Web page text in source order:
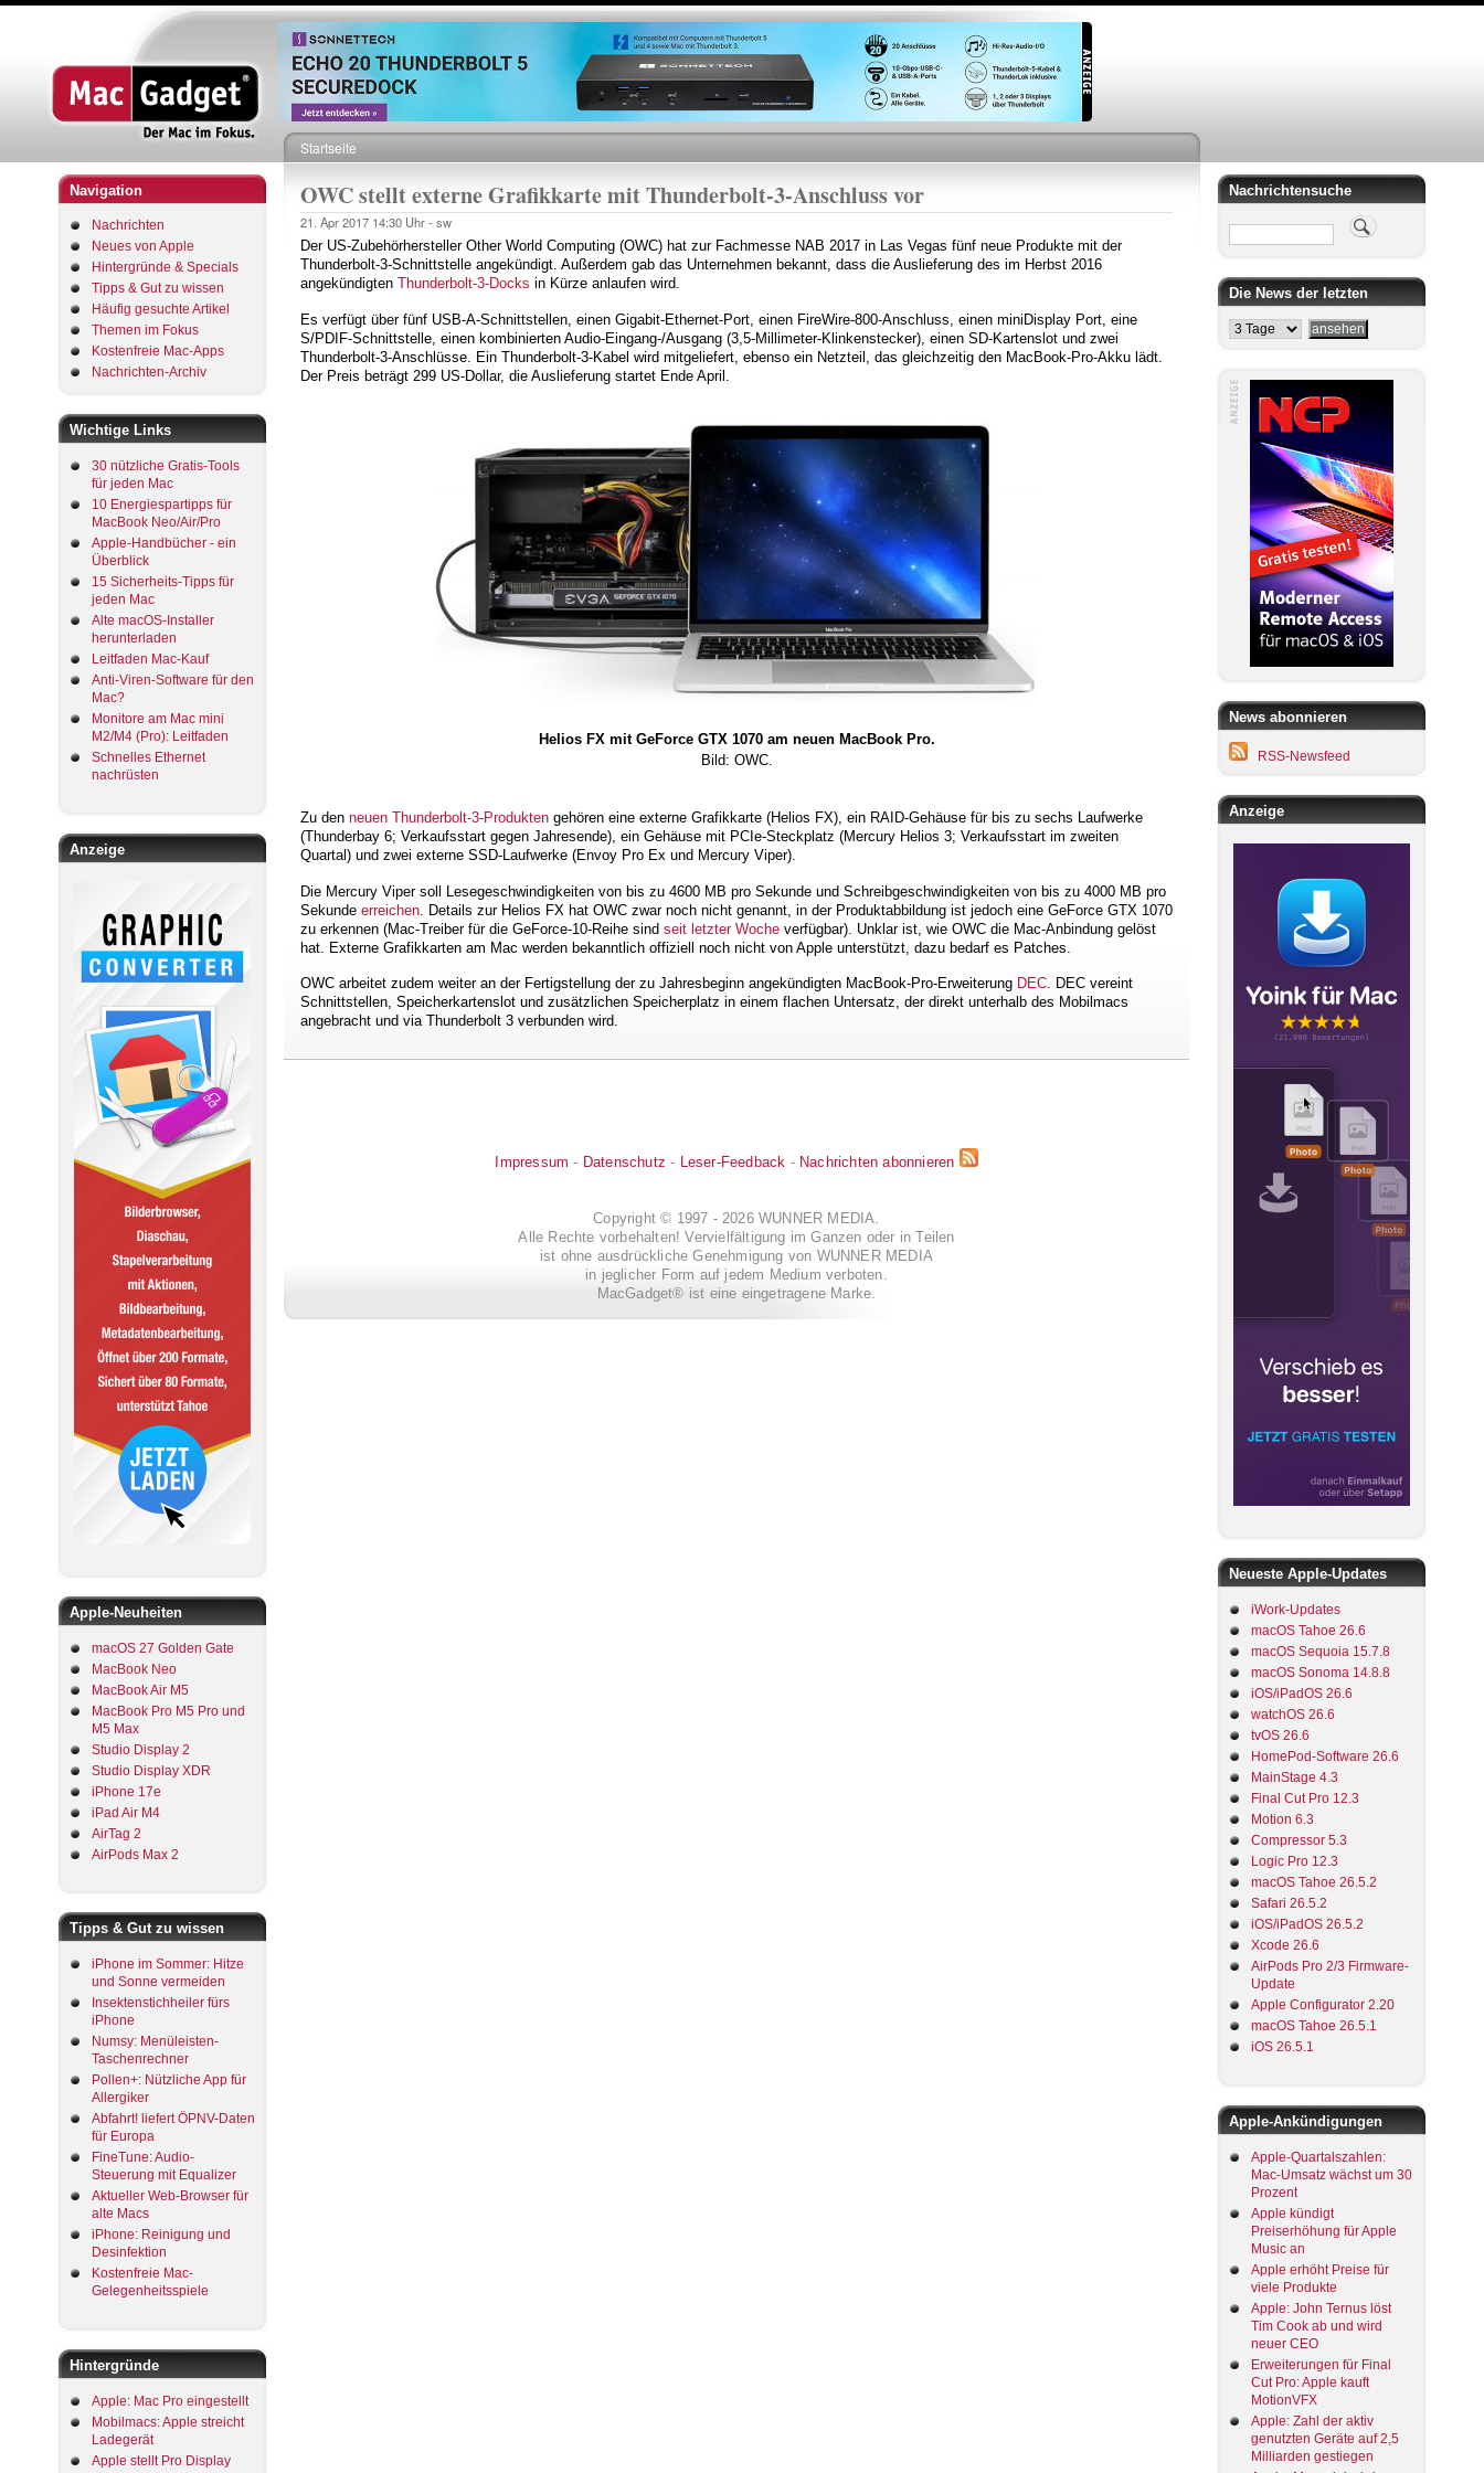
Direkt
zum
Inhalt
Navigation
Nachrichten
Neues von Apple
Hintergründe & Specials
Tipps & Gut zu wissen
Häufig gesuchte Artikel
Themen im Fokus
Kostenfreie Mac-Apps
Nachrichten-Archiv
Wichtige Links
30 nützliche Gratis-Tools
für jeden Mac
10 Energiespartipps für
MacBook Neo/Air/Pro
Apple-Handbücher - ein
Überblick
15 Sicherheits-Tipps für
jeden Mac
Alte macOS-Installer
herunterladen
Leitfaden Mac-Kauf
Anti-Viren-Software für den
Mac?
Monitore am Mac mini
M2/M4 (Pro): Leitfaden
Schnelles Ethernet
nachrüsten
Anzeige
Apple-Neuheiten
macOS 27 Golden Gate
MacBook Neo
MacBook Air M5
MacBook Pro M5 Pro und
M5 Max
Studio Display 2
Studio Display XDR
iPhone 17e
iPad Air M4
AirTag 2
AirPods Max 2
Tipps & Gut zu wissen
iPhone im Sommer: Hitze
und Sonne vermeiden
Insektenstichheiler fürs
iPhone
Numsy: Menüleisten-
Taschenrechner
Pollen+: Nützliche App für
Allergiker
Abfahrt! liefert ÖPNV-Daten
für Europa
FineTune: Audio-
Steuerung mit Equalizer
Aktueller Web-Browser für
alte Macs
iPhone: Reinigung und
Desinfektion
Kostenfreie Mac-
Gelegenheitsspiele
Hintergründe
Apple: Mac Pro eingestellt
Mobilmacs: Apple streicht
Ladegerät
Apple stellt Pro Display
Pfadnavigation
Startseite
OWC stellt externe Grafikkarte mit Thunderbolt-3-Anschluss vor
21. Apr 2017 14:30 Uhr - sw
Der US-Zubehörhersteller Other World Computing (OWC) hat zur Fachmesse NAB 2017 in Las Vegas fünf neue Produkte mit der
Thunderbolt-3-Schnittstelle angekündigt. Außerdem gab das Unternehmen bekannt, dass die Auslieferung des im Herbst 2016
angekündigten Thunderbolt-3-Docks in Kürze anlaufen wird.
Es verfügt über fünf USB-A-Schnittstellen, einen Gigabit-Ethernet-Port, einen FireWire-800-Anschluss, einen miniDisplay Port, eine
S/PDIF-Schnittstelle, einen kombinierten Audio-Eingang-/Ausgang (3,5-Millimeter-Klinkenstecker), einen SD-Kartenslot und zwei
Thunderbolt-3-Anschlüsse. Ein Thunderbolt-3-Kabel wird mitgeliefert, ebenso ein Netzteil, das gleichzeitig den MacBook-Pro-Akku lädt.
Der Preis beträgt 299 US-Dollar, die Auslieferung startet Ende April.
Helios FX mit GeForce GTX 1070 am neuen MacBook Pro.
Bild: OWC.
Zu den neuen Thunderbolt-3-Produkten gehören eine externe Grafikkarte (Helios FX), ein RAID-Gehäuse für bis zu sechs Laufwerke
(Thunderbay 6; Verkaufsstart gegen Jahresende), ein Gehäuse mit PCIe-Steckplatz (Mercury Helios 3; Verkaufsstart im zweiten
Quartal) und zwei externe SSD-Laufwerke (Envoy Pro Ex und Mercury Viper).
Die Mercury Viper soll Lesegeschwindigkeiten von bis zu 4600 MB pro Sekunde und Schreibgeschwindigkeiten von bis zu 4000 MB pro
Sekunde erreichen . Details zur Helios FX hat OWC zwar noch nicht genannt, in der Produktabbildung ist jedoch eine GeForce GTX 1070
zu erkennen (Mac-Treiber für die GeForce-10-Reihe sind seit letzter Woche verfügbar). Unklar ist, wie OWC die Mac-Anbindung gelöst
hat. Externe Grafikkarten am Mac werden bekanntlich offiziell noch nicht von Apple unterstützt, dazu bedarf es Patches.
OWC arbeitet zudem weiter an der Fertigstellung der zu Jahresbeginn angekündigten MacBook-Pro-Erweiterung DEC. DEC vereint
Schnittstellen, Speicherkartenslot und zusätzlichen Speicherplatz in einem flachen Untersatz, der direkt unterhalb des Mobilmacs
angebracht und via Thunderbolt 3 verbunden wird.
Impressum - Datenschutz - Leser-Feedback - Nachrichten abonnieren
Copyright © 1997 - 2026 WUNNER MEDIA.
Alle Rechte vorbehalten! Vervielfältigung im Ganzen oder in Teilen
ist ohne ausdrückliche Genehmigung von WUNNER MEDIA
in jeglicher Form auf jedem Medium verboten.
MacGadget® ist eine eingetragene Marke.
Nachrichtensuche
Suche
Die News der letzten
News abonnieren
RSS-Newsfeed
Anzeige
Neueste Apple-Updates
iWork-Updates
macOS Tahoe 26.6
macOS Sequoia 15.7.8
macOS Sonoma 14.8.8
iOS/iPadOS 26.6
watchOS 26.6
tvOS 26.6
HomePod-Software 26.6
MainStage 4.3
Final Cut Pro 12.3
Motion 6.3
Compressor 5.3
Logic Pro 12.3
macOS Tahoe 26.5.2
Safari 26.5.2
iOS/iPadOS 26.5.2
Xcode 26.6
AirPods Pro 2/3 Firmware-
Update
Apple Configurator 2.20
macOS Tahoe 26.5.1
iOS 26.5.1
Apple-Ankündigungen
Apple-Quartalszahlen:
Mac-Umsatz wächst um 30
Prozent
Apple kündigt
Preiserhöhung für Apple
Music an
Apple erhöht Preise für
viele Produkte
Apple: John Ternus löst
Tim Cook ab und wird
neuer CEO
Erweiterungen für Final
Cut Pro: Apple kauft
MotionVFX
Apple: Zahl der aktiv
genutzten Geräte auf 2,5
Milliarden gestiegen